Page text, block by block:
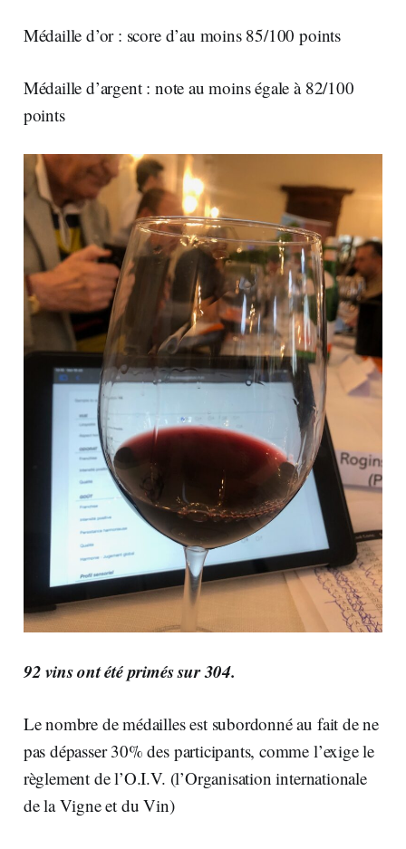
Médaille d’or : score d’au moins 85/100 points
Médaille d’argent : note au moins égale à 82/100
points
92 vins ont été primés sur 304.
Le nombre de médailles est subordonné au fait de ne
pas dépasser 30% des participants, comme l’exige le
règlement de l’O.I.V. (l’Organisation internationale
de la Vigne et du Vin)